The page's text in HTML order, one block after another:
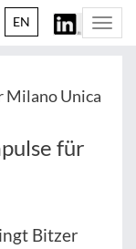
EN
Milano Unica
für
Bitzer